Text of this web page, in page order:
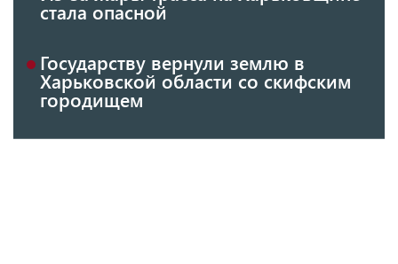
стала опасной
Государству вернули землю в
Харьковской области со скифским
городищем